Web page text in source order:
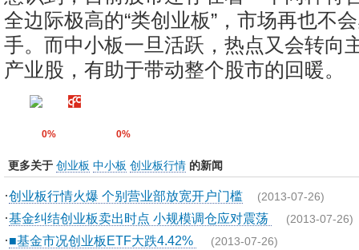
全边际极高的“类创业板”，市场再也不
手。而中小板一旦活跃，热点又会转向
产业股，有助于带动整个股市的回暖。
0% 0%
更多关于 创业板 中小板 创业板行情 的新闻
·创业板行情火爆 个别营业部放宽开户门槛 (2013-07-26)
·基金纠结创业板卖出时点 小规模调仓应对震荡 (2013-07-26)
·■基金市况创业板ETF大跌4.42% (2013-07-26)